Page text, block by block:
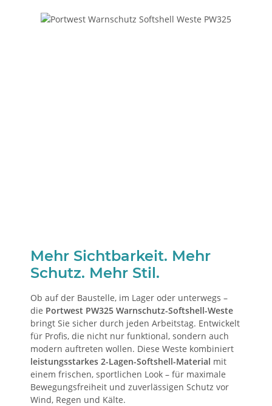
Mehr Sichtbarkeit. Mehr
Schutz. Mehr Stil.
Ob auf der Baustelle, im Lager oder unterwegs –
die Portwest PW325 Warnschutz-Softshell-Weste
bringt Sie sicher durch jeden Arbeitstag. Entwickelt
für Profis, die nicht nur funktional, sondern auch
modern auftreten wollen. Diese Weste kombiniert
leistungsstarkes 2-Lagen-Softshell-Material mit
einem frischen, sportlichen Look – für maximale
Bewegungsfreiheit und zuverlässigen Schutz vor
Wind, Regen und Kälte.